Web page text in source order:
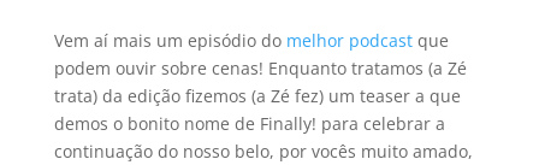
Vem aí mais um episódio do melhor podcastque
podem ouvir sobre cenas! Enquanto tratamos (a Zé
trata) da edição fizemos (a Zé fez) um teaser a que
demos o bonito nome de Finally! para celebrar a
continuação do nosso belo, por vocês muito amado,